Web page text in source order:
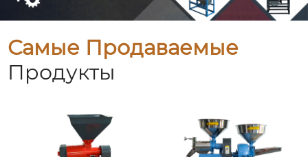
Самые Продаваемые
Продукты